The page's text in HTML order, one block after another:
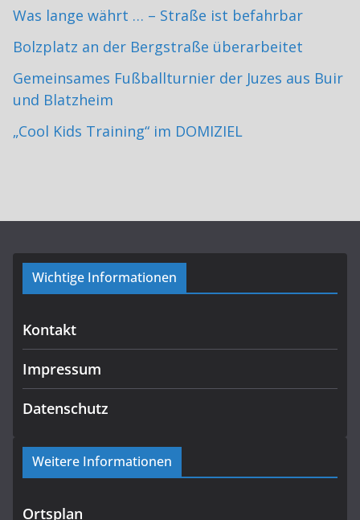
Was lange währt … – Straße ist befahrbar
Bolzplatz an der Bergstraße überarbeitet
Gemeinsames Fußballturnier der Juzes aus Buir
und Blatzheim
„Cool Kids Training“ im DOMIZIEL
Wichtige Informationen
Kontakt
Impressum
Datenschutz
Weitere Informationen
Ortsplan